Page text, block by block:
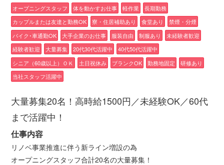
オープニングスタッフ
体を動かすお仕事 軽作業
長期勤務
カップルまたは友達と勤務OK
寮・住居補助あり 食堂あり
禁煙・分煙
バイク･車通勤OK
大手企業のお仕事 服装自由 制服あり
未経験者歓迎
経験者歓迎
大量募集 20代30代活躍中
40代50代活躍中
シニア（60歳以上）ＯＫ
土日祝休み ブランクOK 勤務地固定
研修あり
当社スタッフ活躍中
大量募集20名！高時給1500円／未経験OK／60代
まで活躍中！
仕事内容
リノベ事業推進に伴う新ライン増設の為
オープニングスタッフ合計20名の大量募集！